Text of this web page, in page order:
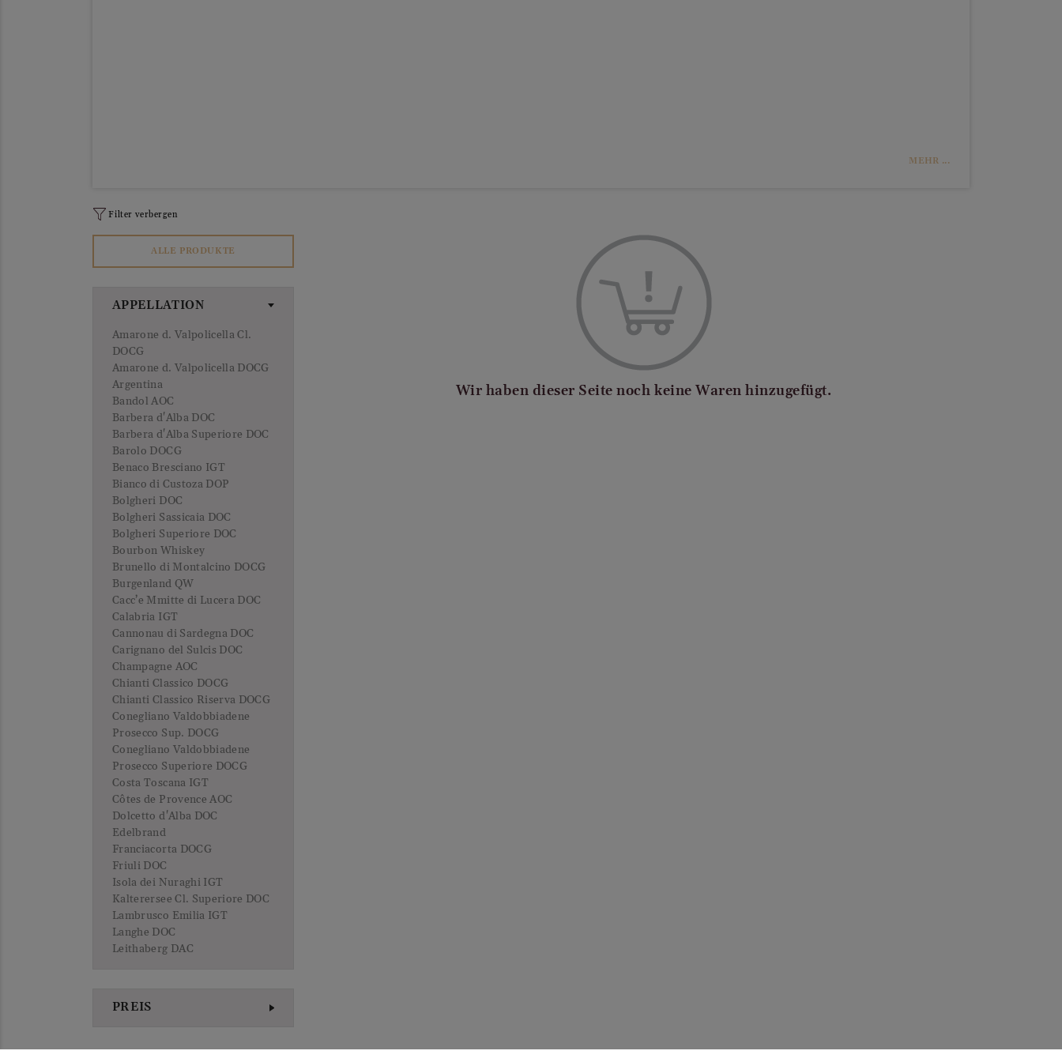
MEHR ...
Filter verbergen
ALLE PRODUKTE
APPELLATION
Amarone d. Valpolicella Cl.
DOCG
Amarone d. Valpolicella DOCG
Argentina
Bandol AOC
Barbera d'Alba DOC
Barbera d'Alba Superiore DOC
Barolo DOCG
Benaco Bresciano IGT
Bianco di Custoza DOP
Bolgheri DOC
Bolgheri Sassicaia DOC
Bolgheri Superiore DOC
Bourbon Whiskey
Brunello di Montalcino DOCG
Burgenland QW
Cacc’e Mmitte di Lucera DOC
Calabria IGT
Cannonau di Sardegna DOC
Carignano del Sulcis DOC
Champagne AOC
Chianti Classico DOCG
Chianti Classico Riserva DOCG
Conegliano Valdobbiadene
Prosecco Sup. DOCG
Conegliano Valdobbiadene
Prosecco Superiore DOCG
Costa Toscana IGT
Côtes de Provence AOC
Dolcetto d'Alba DOC
Edelbrand
Franciacorta DOCG
Friuli DOC
Isola dei Nuraghi IGT
Kalterersee Cl. Superiore DOC
Lambrusco Emilia IGT
Langhe DOC
Leithaberg DAC
Marche IGT
Maremma Toscana DOC
Mendoza
PREIS
Wir haben dieser Seite noch keine Waren hinzugefügt.